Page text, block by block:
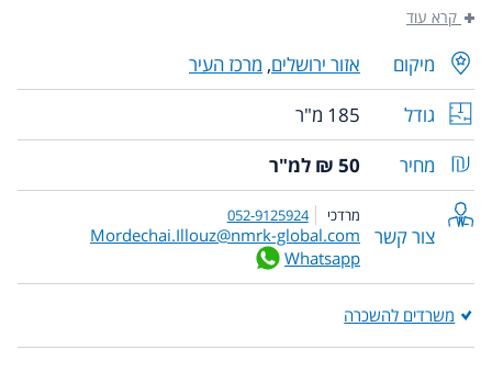
מיקום אזור ירושלים, מרכז העיר
גודל
185 מ"ר
מחיר
50 ₪ למ"ר
צור קשר
מרדכי 052-9125924
Mordechai.Illouz@nmrk-global.com
Whatsapp
משרדים להשכרה